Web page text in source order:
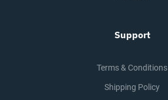
Support
Terms & Conditions
Shipping Policy